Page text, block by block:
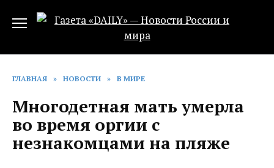
ГЛАВНАЯ » НОВОСТИ » В МИРЕ
Многодетная мать умерла
во время оргии с
незнакомцами‍ на пляже